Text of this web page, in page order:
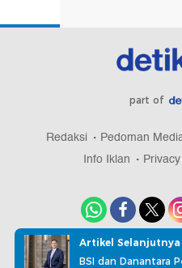
part of
Redaksi Pedoman
Info Iklan
Download
Artikel Selanjutnya
BSI dan Danantara